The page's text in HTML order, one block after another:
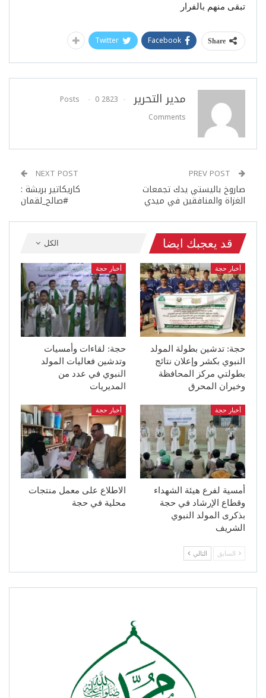
تبقى منهم بالفرار
Share
Facebook
Twitter
مدير التحرير 2823 Posts
0
Comments
صاروخ باليستي يدك تجمعات
الغزاة والمنافقين في ميدي
NEXT POST
كاريكاتير بريشة :
#صالح_لقمان
الكل قد يعجبك ايضا
أخبار حجة
حجة: تدشين بطولة المولد
النبوي بكشر وإعلان نتائج
بطولتي مركز المحافظة
وخيران المحرق
أخبار حجة
حجة: لقاءات وأمسيات
وتدشين فعاليات المولد
النبوي في عدد من
المديريات
أخبار حجة
أمسية لفرع هيئة الشهداء
وقطاع الإرشاد في حجة
بذكرى المولد النبوي
الشريف
أخبار حجة
الاطلاع على معمل منتجات
محلية في حجة
السابق التالي